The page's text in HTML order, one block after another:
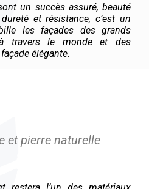
un succès assuré, beauté
et résistance, c’est un
les façades des grands
travers le monde et des
élégante.
et pierre naturelle